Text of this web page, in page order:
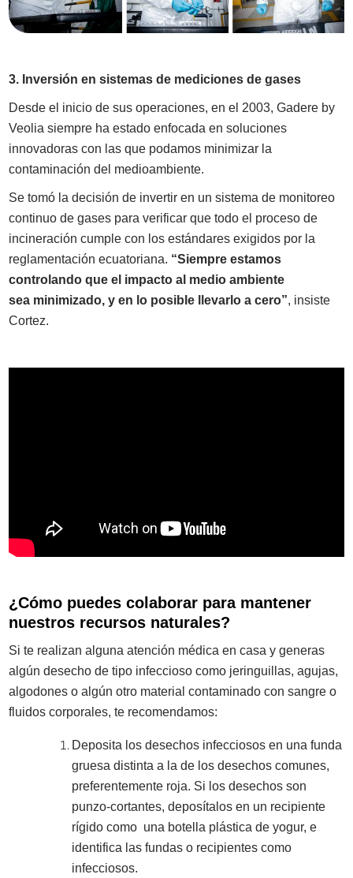
3. Inversión en sistemas de mediciones de gases
Desde el inicio de sus operaciones, en el 2003, Gadere by
Veolia siempre ha estado enfocada en soluciones
innovadoras con las que podamos minimizar la
contaminación del medioambiente.
Se tomó la decisión de invertir en un sistema de monitoreo
continuo de gases para verificar que todo el proceso de
incineración cumple con los estándares exigidos por la
reglamentación ecuatoriana. “Siempre estamos
controlando que el impacto al medio ambiente
sea minimizado, y en lo posible llevarlo a cero”, insiste
Cortez.
¿Cómo puedes colaborar para mantener
nuestros recursos naturales?
Si te realizan alguna atención médica en casa y generas
algún desecho de tipo infeccioso como jeringuillas, agujas,
algodones o algún otro material contaminado con sangre o
fluidos corporales, te recomendamos:
Deposita los desechos infecciosos en una funda
gruesa distinta a la de los desechos comunes,
preferentemente roja. Si los desechos son
punzo-cortantes, deposítalos en un recipiente
rígido como una botella plástica de yogur, e
identifica las fundas o recipientes como
infecciosos.